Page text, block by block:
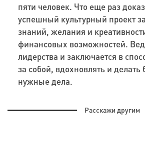
пяти человек. Что еще раз
успешный культурный проект
знаний, желания и
финансовых возможностей.
лидерства и заключается в
за собой, вдохновлять и
нужные дела.
Расскажи другим